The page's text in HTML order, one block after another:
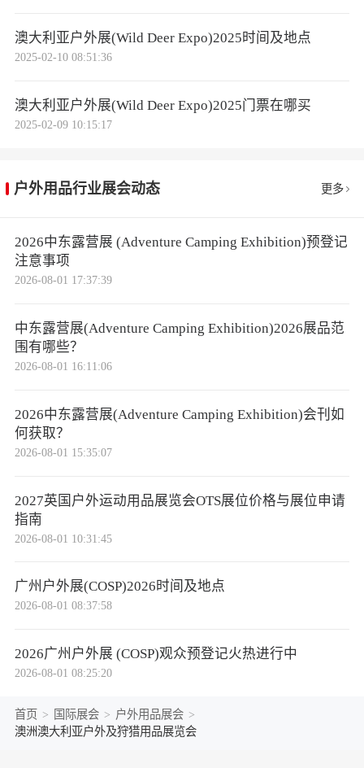
澳大利亚户外展(Wild Deer Expo)2025时间及地点
2025-02-10 08:51:36
澳大利亚户外展(Wild Deer Expo)2025门票在哪买
2025-02-09 10:15:17
户外用品行业展会动态 更多
2026中东露营展 (Adventure Camping Exhibition)预登记
注意事项
2026-08-01 17:37:39
中东露营展(Adventure Camping Exhibition)2026展品范
围有哪些？
2026-08-01 16:11:06
2026中东露营展(Adventure Camping Exhibition)会刊如
何获取？
2026-08-01 15:35:07
2027英国户外运动用品展览会OTS展位价格与展位申请
指南
2026-08-01 10:31:45
广州户外展(COSP)2026时间及地点
2026-08-01 08:37:58
2026广州户外展 (COSP)观众预登记火热进行中
2026-08-01 08:25:20
首页 > 国际展会 > 户外用品展会 >
澳洲澳大利亚户外及狩猎用品展览会